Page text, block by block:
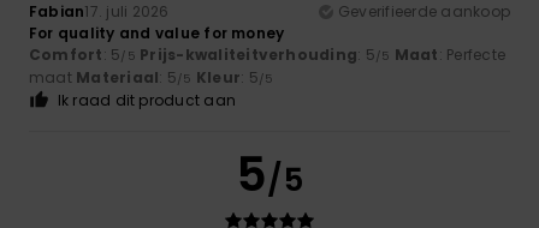
Fabian17. juli 2026
Geverifieerde aankoop
For quality and value for money
Comfort: 5/5 Prijs-kwaliteitverhouding: 5/5 Maat: Perfecte
maat Materiaal: 5/5 Kleur: 5/5
Ik raad dit product aan
5/5